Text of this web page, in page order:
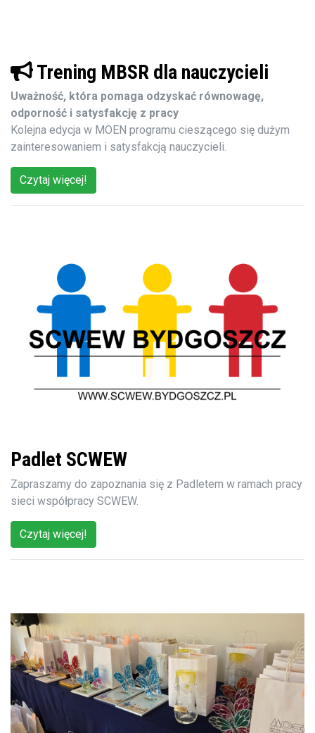
Trening MBSR dla nauczycieli
Uważność, która pomaga odzyskać równowagę,
odporność i satysfakcję z pracy
Kolejna edycja w MOEN programu cieszącego się dużym
zainteresowaniem i satysfakcją nauczycieli.
Czytaj więcej!
Padlet SCWEW
Zapraszamy do zapoznania się z Padletem w ramach pracy
sieci współpracy SCWEW.
Czytaj więcej!